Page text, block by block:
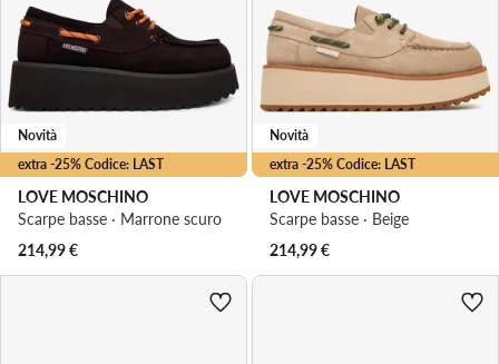
extra -25% Codice: LAST
Novità
LOVE MOSCHINO
Scarpe basse · Marrone scuro
214,99€
extra -25% Codice: LAST
Novità
LOVE MOSCHINO
Scarpe basse · Beige
214,99€